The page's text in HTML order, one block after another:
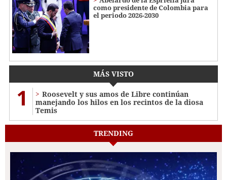
como presidente de Colombia para
el periodo 2026-2030
MÁS VISTO
1
Roosevelt y sus amos de Libre continúan
manejando los hilos en los recintos de la diosa
Temis
TRENDING